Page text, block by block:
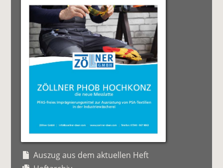
Auszug aus dem aktuellen Heft